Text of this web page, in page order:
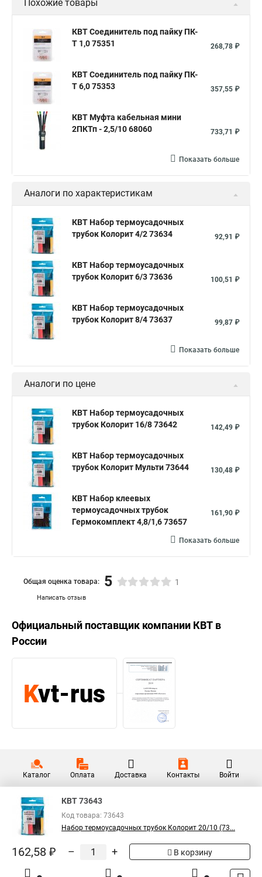
Похожие товары
КВТ Соединитель под пайку ПК-
Т 1,0 75351
268,78 ₽
КВТ Соединитель под пайку ПК-
Т 6,0 75353
357,55 ₽
КВТ Муфта кабельная мини
2ПКТп - 2,5/10 68060
733,71 ₽
Показать больше
Аналоги по характеристикам
КВТ Набор термоусадочных
трубок Колорит 4/2 73634
92,91 ₽
КВТ Набор термоусадочных
трубок Колорит 6/3 73636
100,51 ₽
КВТ Набор термоусадочных
трубок Колорит 8/4 73637
99,87 ₽
Показать больше
Аналоги по цене
КВТ Набор термоусадочных
трубок Колорит 16/8 73642
142,49 ₽
КВТ Набор термоусадочных
трубок Колорит Мульти 73644
130,48 ₽
КВТ Набор клеевых
термоусадочных трубок
Гермокомплект 4,8/1,6 73657
161,90 ₽
Показать больше
Написать отзыв
Общая оценка товара: 5 1
Официальный поставщик компании КВТ в
России
Каталог Оплата Доставка Контакты Войти
КВТ 73643
Код товара: 73643
Набор термоусадочных трубок Колорит 20/10 (73...
162,58 ₽ – + В корзину